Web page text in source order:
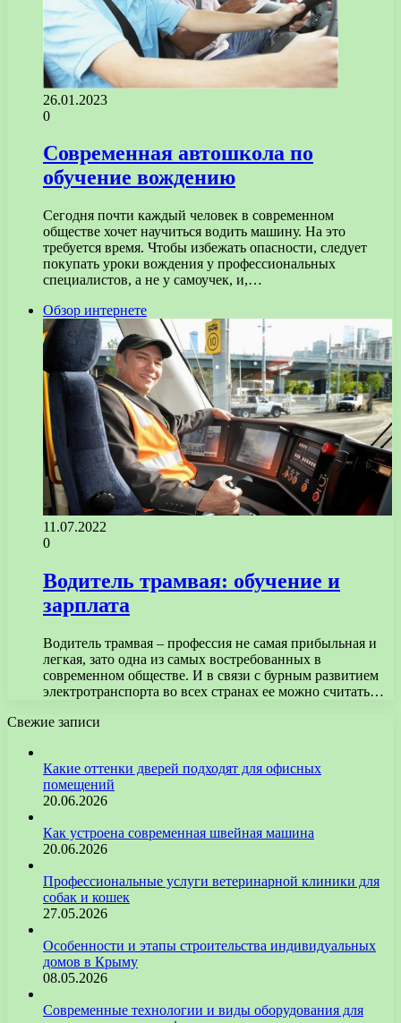
26.01.2023
0
Современная автошкола по
обучение вождению
Сегодня почти каждый человек в современном
обществе хочет научиться водить машину. На это
требуется время. Чтобы избежать опасности, следует
покупать уроки вождения у профессиональных
специалистов, а не у самоучек, и,…
Обзор интернете
11.07.2022
0
Водитель трамвая: обучение и
зарплата
Водитель трамвая – профессия не самая прибыльная и
легкая, зато одна из самых востребованных в
современном обществе. И в связи с бурным развитием
электротранспорта во всех странах ее можно считать…
Свежие записи
Какие оттенки дверей подходят для офисных
помещений
20.06.2026
Как устроена современная швейная машина
20.06.2026
Профессиональные услуги ветеринарной клиники для
собак и кошек
27.05.2026
Особенности и этапы строительства индивидуальных
домов в Крыму
08.05.2026
Современные технологии и виды оборудования для